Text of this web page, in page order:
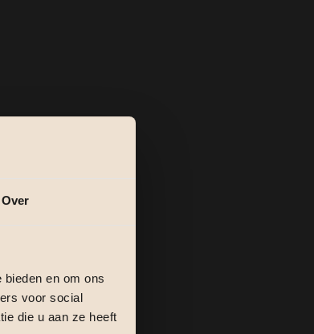
Over
en om ons
voor social
die u aan ze heeft